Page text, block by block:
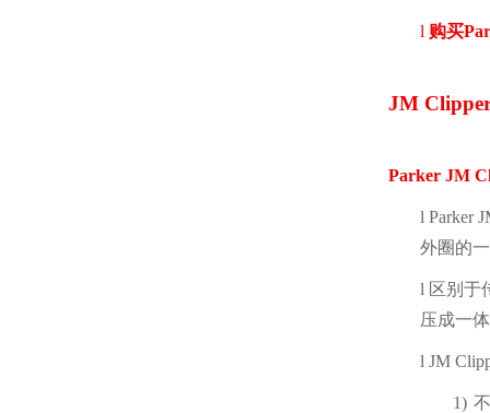
l 购买
JM
Parker JM
l Parker
外圈的
l 区别于
压成一
l JM
1)